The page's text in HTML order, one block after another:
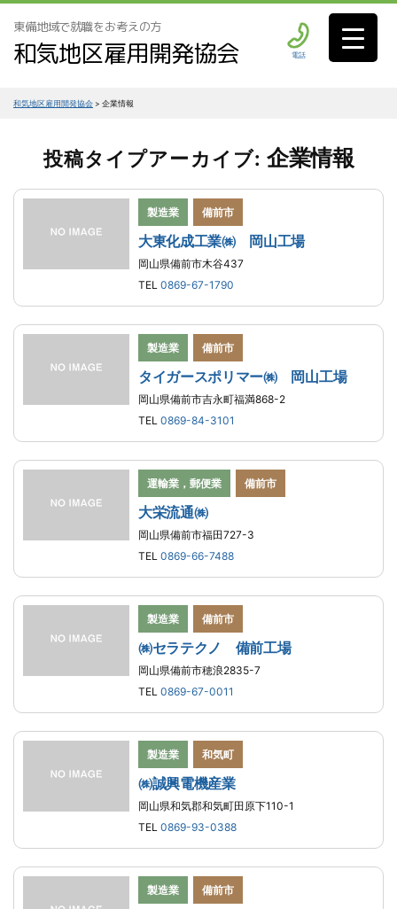
東備地域で就職をお考えの方
和気地区雇用開発協会 電話
和気地区雇用開発協会 > 企業情報
投稿タイプアーカイブ:企業情報
製造業 備前市
大東化成工業㈱ 岡山工場
岡山県備前市木谷437
TEL 0869-67-1790
製造業 備前市
タイガースポリマー㈱ 岡山工場
岡山県備前市吉永町福満868-2
TEL 0869-84-3101
運輸業，郵便業 備前市
大栄流通㈱
岡山県備前市福田727-3
TEL 0869-66-7488
製造業 備前市
㈱セラテクノ 備前工場
岡山県備前市穂浪2835-7
TEL 0869-67-0011
製造業 和気町
㈱誠興電機産業
岡山県和気郡和気町田原下110-1
TEL 0869-93-0388
製造業 備前市